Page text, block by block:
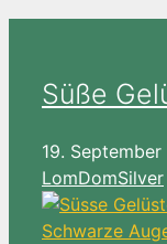
Süße
19.
LomDomSilver